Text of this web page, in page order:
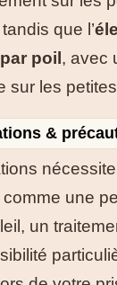
que l’
poil , avec
sur les
&
une
un